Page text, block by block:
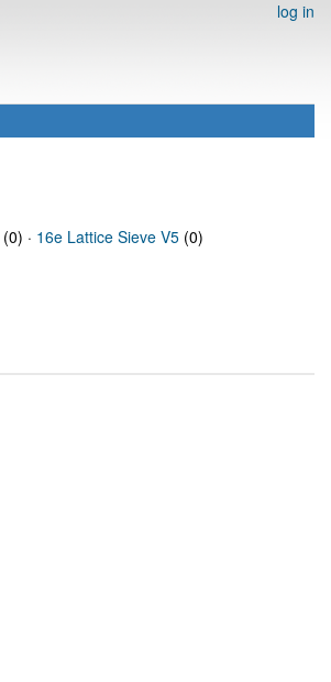
log in
(0) · 16e Lattice Sieve V5 (0)